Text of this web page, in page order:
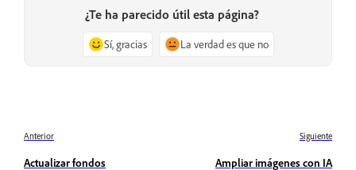
¿Te ha parecido útil esta página?
Sí, gracias La verdad es que no
Anterior
Actualizar fondos
Siguiente
Ampliar imágenes con IA